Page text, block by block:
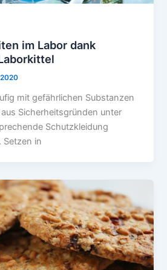
im Labor dank
mit gefährlichen Substanzen
Sicherheitsgründen unter
Schutzkleidung
Setzen in